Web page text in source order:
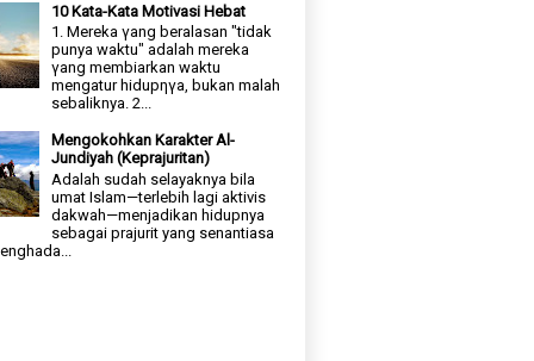
10 Kata-Kata Motivasi Hebat
1. Mereka γang beralasan "tidak
punya waktu" adalah mereka
γang membiarkan waktu
mengatur hidupηγa, bukan malah
sebaliknya. 2...
Mengokohkan Karakter Al-
Jundiyah (Keprajuritan)
Adalah sudah selayaknya bila
umat Islam—terlebih lagi aktivis
dakwah—menjadikan hidupnya
sebagai prajurit yang senantiasa